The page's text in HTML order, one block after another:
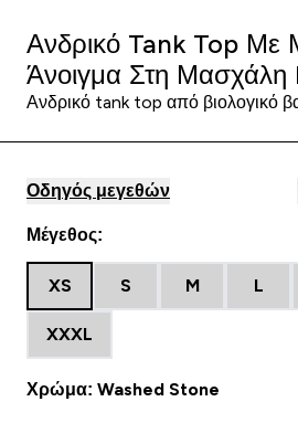
Ανδρικό Tank Top Με
Άνοιγμα Στη Μασχάλη
Ανδρικό tank top από βιολογικό
Οδηγός μεγεθών
Μέγεθος:
XS S M L
XXXL
Χρώμα: Washed Stone